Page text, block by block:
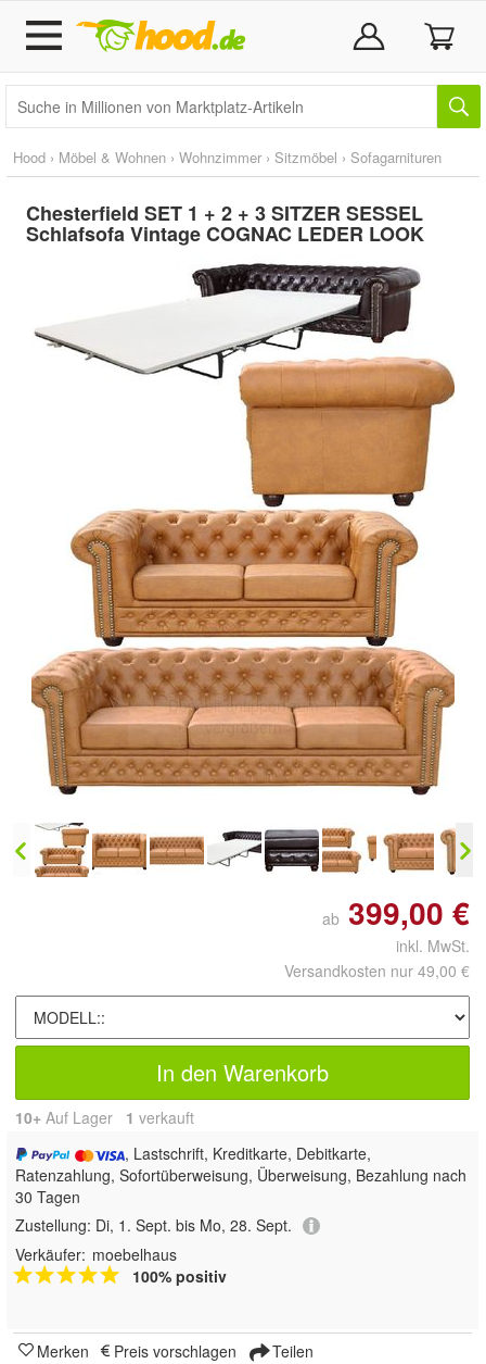
Hood › Möbel & Wohnen › Wohnzimmer › Sitzmöbel › Sofagarnituren
Chesterfield SET 1 + 2 + 3 SITZER SESSEL
Schlafsofa Vintage COGNAC LEDER LOOK
Doppelt antippen zum
vergrößern
ab 399,00 €
inkl. MwSt.
Versandkosten nur 49,00 €
In den Warenkorb
10+ Auf Lager 1 verkauft
, Lastschrift, Kreditkarte, Debitkarte,
Ratenzahlung, Sofortüberweisung, Überweisung, Bezahlung nach
30 Tagen
Zustellung: Di, 1. Sept. bis Mo, 28. Sept.
Verkäufer: moebelhaus
100% positiv
Merken Preis vorschlagen Teilen